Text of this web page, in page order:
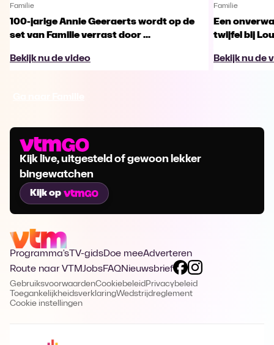
Familie
100-jarige Annie Geeraerts wordt op de
set van Familie verrast door ...
Bekijk nu de video
Familie
Een
twijfel bij
Bekijk nu de
Kijk live, uitgesteld of gewoon lekker
bingewatchen
Kijk op
Programma's TV-gidsDoe meeAdverteren
Route naar VTMJobsFAQNieuwsbrief
GebruiksvoorwaardenCookiebeleid Privacybeleid
ToegankelijkheidsverklaringWedstrijdreglement
Cookie instellingen